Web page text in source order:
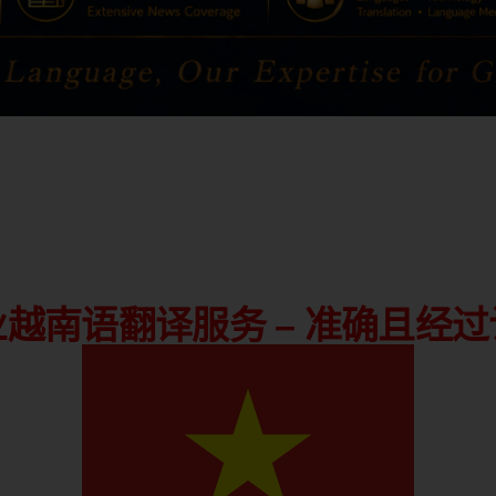
南语翻译服务 – 准确且经